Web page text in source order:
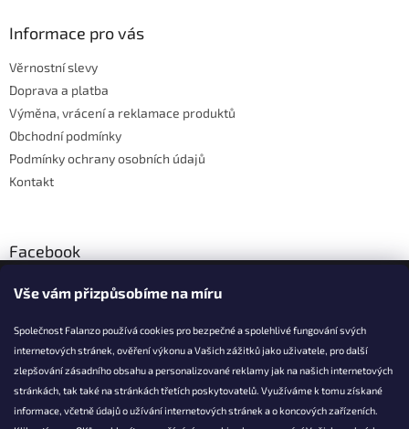
Vše vám přizpůsobíme na míru
Společnost Falanzo používá cookies pro bezpečné a spolehlivé fungování svých
internetových stránek, ověření výkonu a Vašich zážitků jako uživatele, pro další
zlepšování zásadního obsahu a personalizované reklamy jak na našich internetových
stránkách, tak také na stránkách třetích poskytovatelů. Využíváme k tomu získané
informace, včetně údajů o užívání internetových stránek a o koncových zařízeních.
Informace pro vás
Věrnostní slevy
Doprava a platba
Výměna, vrácení a reklamace produktů
Obchodní podmínky
Podmínky ochrany osobních údajů
Kontakt
Facebook
KONTAKT
info@falanzo.cz
Falanzo.cz